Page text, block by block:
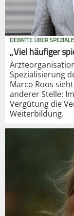
DEBATTE ÜBER
„Viel häufiger
Spezialisierung
Marco Roos
anderer Stelle:
Vergütung die
Weiterbildung.